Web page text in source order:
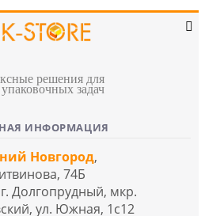
решения для
упаковочных задач
ИНФОРМАЦИЯ
Новгород,
74Б
Долгопрудный, мкр.
ул. Южная, 1с12